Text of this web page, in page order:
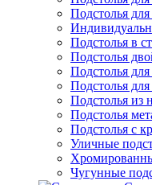
Подстолья
Подстолья в
Подстолья
Подстолья для
Подстолья
Подстолья из
Подстолья
Подстолья с
Уличные
Чугунные